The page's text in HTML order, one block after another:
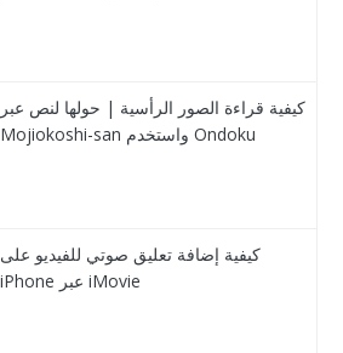
كيفية قراءة الصور الرأسية | حولها لنص عبر
Mojiokoshi-san واستخدم Ondoku
كيفية إضافة تعليق صوتي للفيديو على
iPhone عبر iMovie